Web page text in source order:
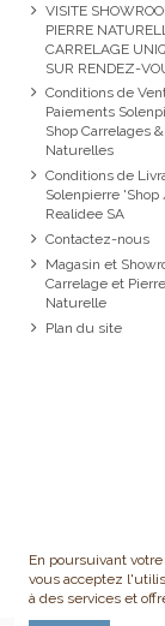
VISITE
PIERRE
CARRELAGE
SUR RENDEZ-
Conditions de
Paiements
Shop Carrelages
Naturelles
Conditions de
Solenpierre
Realidee SA
Contactez-nous
Magasin et
Carrelage et Pierre
Naturelle
Plan du site
En poursuivant
vous acceptez
à des services et